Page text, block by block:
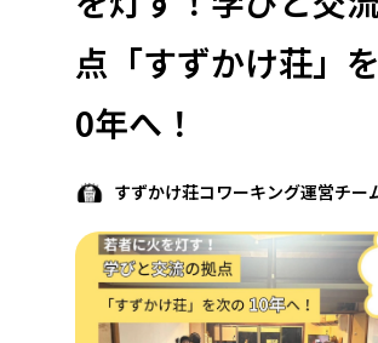
近畿
中国
四国
九州・沖
環境・エシカル
人権・マイノリティ
社会貢献
地域からさがす
北海道 青森 岩手 宮城
栃木 群馬 埼玉 千葉
富山 石川 福井 山梨
点「すずかけ荘」
0年へ！
すずかけ荘コワーキング運営チー